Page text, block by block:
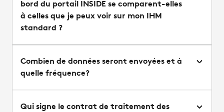
bord du portail INSIDE se comparent-elles
à celles que je peux voir sur mon IHM
standard ?
Combien de données seront envoyées et à
quelle fréquence?
Qui signe le contrat de traitement des